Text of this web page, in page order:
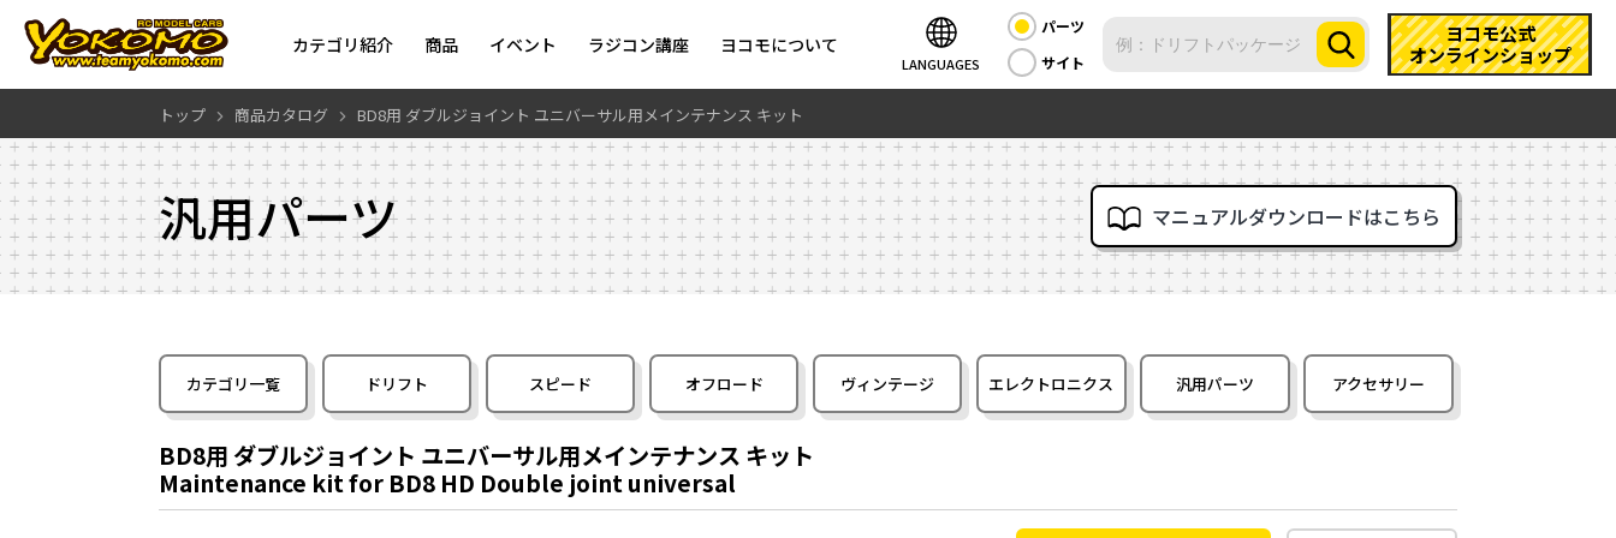
カテゴリ紹介 商品 イベント ラジコン講座 ヨコモについて
LANGUAGES
パーツ
サイト
ヨコモ公式
オンラインショップ
トップ 商品カタログ BD8用 ダブルジョイント ユニバーサル用メインテナンス キット
汎用パーツ マニュアルダウンロードはこちら
カテゴリ一覧 ドリフト スピード オフロード ヴィンテージ エレクトロニクス 汎用パーツ アクセサリー
BD8用 ダブルジョイント ユニバーサル用メインテナンス キット
Maintenance kit for BD8 HD Double joint universal